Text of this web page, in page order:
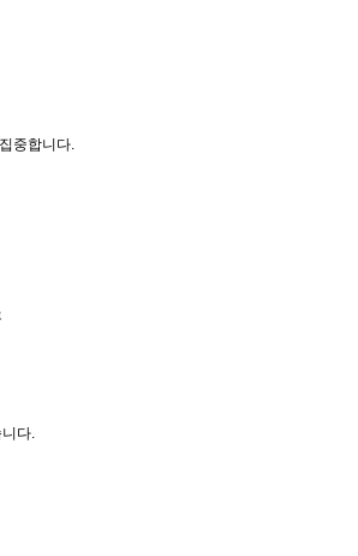
중합니다.
다.